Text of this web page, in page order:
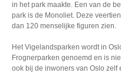
in het park maakte. Een van de
park is de Monoliet. Deze
dan 120 menselijke figuren zien.
Het Vigelandsparken wordt in
Frognerparken genoemd en is
ook bij de inwoners van Oslo zelf